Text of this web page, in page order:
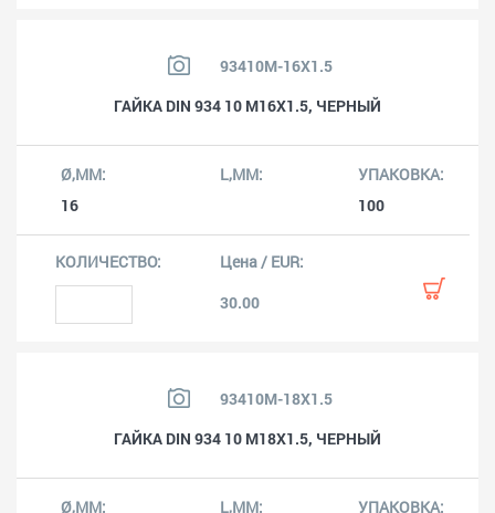
93410M-16X1.5
ГАЙКА DIN 934 10 M16X1.5, ЧЕРНЫЙ
16 100
30.00
93410M-18X1.5
ГАЙКА DIN 934 10 M18X1.5, ЧЕРНЫЙ